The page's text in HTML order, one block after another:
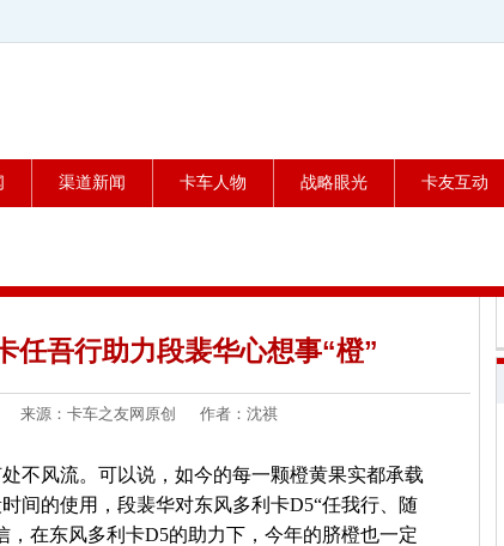
渠道新闻 卡车人物 战略眼光 卡友互动
任吾行助力段裴华心想事“橙”
来源：卡车之友网原创 作者：沈祺
不风流。可以说，如今的每一颗橙黄果实都承载
间的使用，段裴华对东风多利卡D5“任我行、随
，在东风多利卡D5的助力下，今年的脐橙也一定